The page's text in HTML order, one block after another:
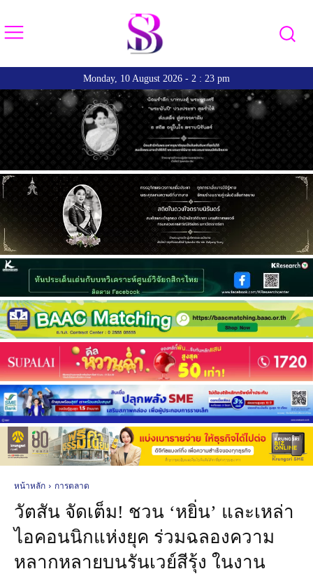
Monday, 10 August 2026 - 2 : 23 pm
หน้าหลัก การตลาด
วัตสัน จัดเต็ม! ชวน ‘หยิ่น’ และเหล่า
ไอคอนนิกแห่งยุค ร่วมฉลองความ
หลากหลายบนรันเวย์สีรุ้ง ในงาน